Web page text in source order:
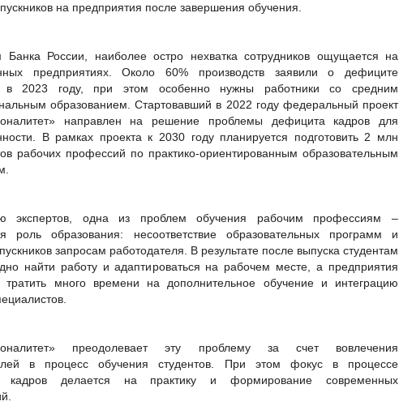
на предприятия после завершения обучения.
России, наиболее остро нехватка сотрудников ощущается на
предприятиях. Около 60% производств заявили о дефиците
в 2023 году, при этом особенно нужны работники со средним
образованием. Стартовавший в 2022 году федеральный проект
направлен на решение проблемы дефицита кадров для
В рамках проекта к 2030 году планируется подготовить 2 млн
рабочих профессий по практико-ориентированным образовательным
экспертов, одна из проблем обучения рабочим профессиям –
роль образования: несоответствие образовательных программ и
запросам работодателя. В результате после выпуска студентам
найти работу и адаптироваться на рабочем месте, а предприятия
тратить много времени на дополнительное обучение и интеграцию
преодолевает эту проблему за счет вовлечения
в процесс обучения студентов. При этом фокус в процессе
кадров делается на практику и формирование современных